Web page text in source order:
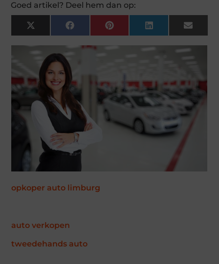
Goed artikel? Deel hem dan op:
X
(Twitter)
FacebookPinterestLinkedInEmail
opkoper auto limburg
auto verkopen
tweedehands auto